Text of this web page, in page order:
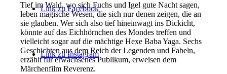
Link zu Facebook
Link zu Instagram
Tief im Wald, wo sich Fuchs und Igel gute Nacht sagen,
leben magische Wesen, die sich nur denen zeigen, die an
sie glauben. Wer sich also tief hineinwagt ins Dickicht,
könnte auf das Eichhörnchen des Mondes treffen und
vielleicht sogar auf die mächtige Hexe Baba Yaga. Sechs
Geschichten aus dem Reich der Legenden und Fabeln,
erzählt für erwachsenes Publikum, erweisen dem
Märchenfilm Reverenz.